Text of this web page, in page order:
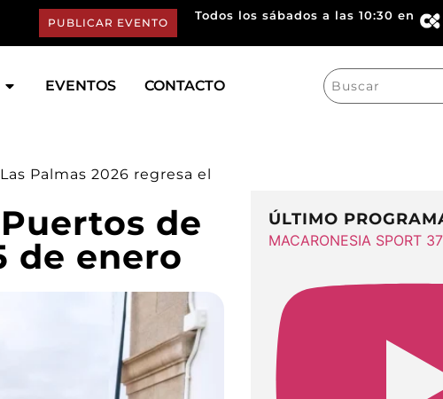
PUBLICAR EVENTO
Todos los sábados a las 10:30 en
EVENTOS CONTACTO
Search
for:
Palmas 2026 regresa el
de
de enero
ÚLTIMO
MACARONESIA SPORT 37